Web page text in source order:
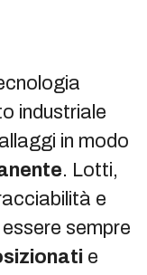
industriale
in modo
. Lotti,
e
sempre
e